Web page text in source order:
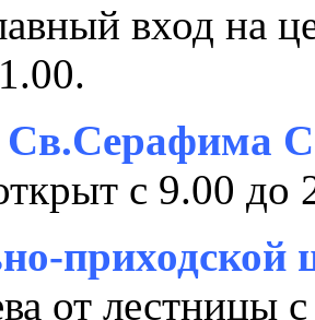
вход на
с 9.00 до
приходской
от лестницы